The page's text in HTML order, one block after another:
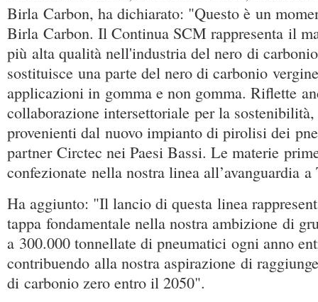
Birla Carbon, ha dichiarato: "Questo è un
Birla Carbon. Il Continua SCM rappresenta il
più alta qualità nell'industria del nero di
sostituisce una parte del nero di carbonio
applicazioni in gomma e non gomma. Riflette
collaborazione intersettoriale per la
provenienti dal nuovo impianto di pirolisi dei
partner Circtec nei Paesi Bassi. Le materie
confezionate nella nostra linea all’avanguardia a
Ha aggiunto: "Il lancio di questa linea
tappa fondamentale nella nostra ambizione di
a 300.000 tonnellate di pneumatici ogni anno
contribuendo alla nostra aspirazione di
di carbonio zero entro il 2050".